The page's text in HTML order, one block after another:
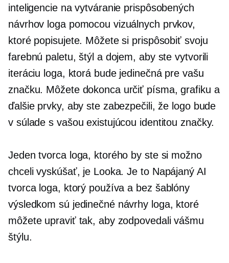
inteligencie na vytváranie prispôsobených
návrhov loga pomocou vizuálnych prvkov,
ktoré popisujete. Môžete si prispôsobiť svoju
farebnú paletu, štýl a dojem, aby ste vytvorili
iteráciu loga, ktorá bude jedinečná pre vašu
značku. Môžete dokonca určiť písma, grafiku a
ďalšie prvky, aby ste zabezpečili, že logo bude
v súlade s vašou existujúcou identitou značky.
Jeden tvorca loga, ktorého by ste si možno
chceli vyskúšať, je Looka. Je to Napájaný AI
tvorca loga, ktorý používa a bez šablóny
výsledkom sú jedinečné návrhy loga, ktoré
môžete upraviť tak, aby zodpovedali vášmu
štýlu.